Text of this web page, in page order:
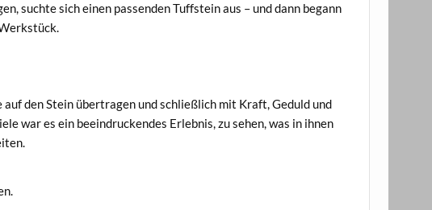
suchte sich einen passenden Tuffstein aus – und dann begann
den Stein übertragen und schließlich mit Kraft, Geduld und
war es ein beeindruckendes Erlebnis, zu sehen, was in ihnen